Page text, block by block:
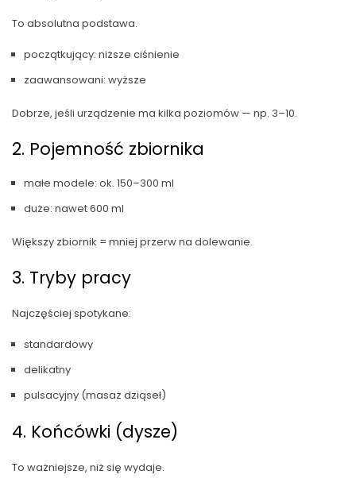
To absolutna podstawa.
początkujący: niższe ciśnienie
zaawansowani: wyższe
Dobrze, jeśli urządzenie ma kilka poziomów — np. 3–10.
2. Pojemność zbiornika
małe modele: ok. 150–300 ml
duże: nawet 600 ml
Większy zbiornik = mniej przerw na dolewanie.
3. Tryby pracy
Najczęściej spotykane:
standardowy
delikatny
pulsacyjny (masaż dziąseł)
4. Końcówki (dysze)
To ważniejsze, niż się wydaje.